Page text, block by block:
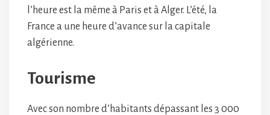
l’heure est la même à Paris et à Alger. L’été, la
France a une heure d’avance sur la capitale
algérienne.
Tourisme
Avec son nombre d’habitants dépassant les 3 000